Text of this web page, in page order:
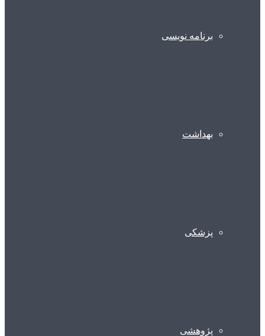
برنامه نویسی
بهداشت
پزشکی
پژوهشی